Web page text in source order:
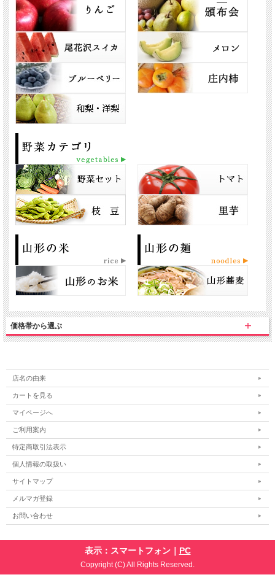
価格帯から選ぶ
店名の由来
カートを見る
マイページへ
ご利用案内
特定商取引法表示
個人情報の取扱い
サイトマップ
メルマガ登録
お問い合わせ
表示：スマートフォン｜ PC
Copyright (C) All Rights Reserved.